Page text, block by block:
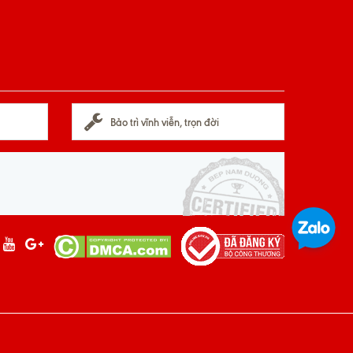
Bảo trì vĩnh viễn, trọn đời